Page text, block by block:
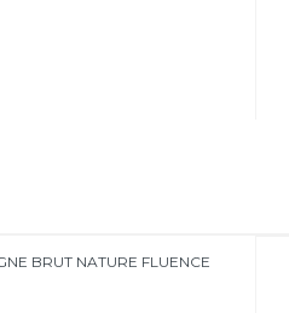
BRUT NATURE FLUENCE